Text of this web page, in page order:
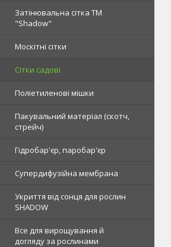
Затінювальна сітка ТМ
"Shadow"
Москітні сітки
Сітки садові
Поліетиленові мішки
Пакувальний матеріал (скотч,
стрейч)
Гідробар'єр, паробар'єр
Супердифузійна мембрана
Укриття від сонця для рослин
SHADOW
Все для вирощування й
догляду за рослинами